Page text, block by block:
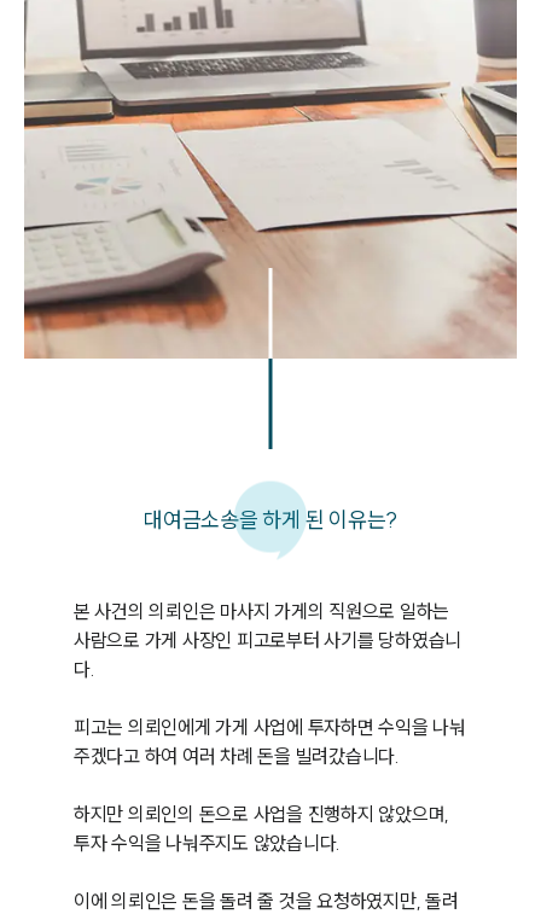
대여금소송을 하게 된 이유는?
본 사건의 의뢰인은 마사지 가게의 직원으로 일하는
사람으로 가게 사장인 피고로부터 사기를 당하였습니
다.
피고는 의뢰인에게 가게 사업에 투자하면 수익을 나눠
주겠다고 하여 여러 차례 돈을 빌려갔습니다.
하지만 의뢰인의 돈으로 사업을 진행하지 않았으며,
투자 수익을 나눠주지도 않았습니다.
이에 의뢰인은 돈을 돌려 줄 것을 요청하였지만, 돌려